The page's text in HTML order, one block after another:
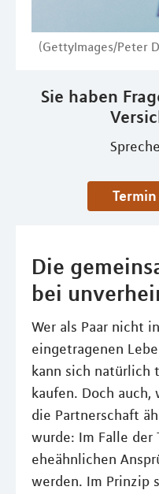
(GettyImages/Peter
Sie haben
Die
bei
Wer als Paar nicht
eingetragenen
kann sich natürlich
kaufen. Doch
die Partnerschaft
wurde: Im Falle der
eheähnlichen
werden. Im Prinzip